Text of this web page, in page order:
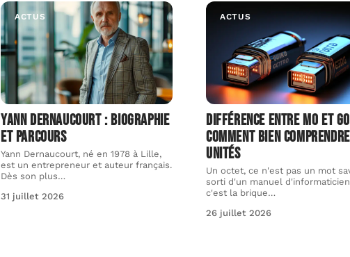
ACTUS
Yann Dernaucourt : Biographie
et parcours
Yann Dernaucourt, né en 1978 à Lille,
est un entrepreneur et auteur français.
Dès son plus…
31 juillet 2026
ACTUS
Différence entre Mo et
comment bien
unités
Un octet, ce n'est pas un mot
sorti d'un manuel
c'est la brique…
26 juillet 2026